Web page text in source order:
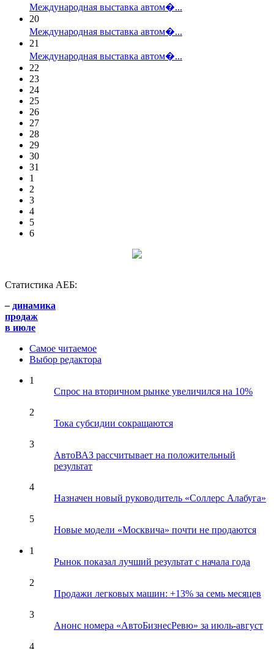
Международная выставка автом�...
20
Международная выставка автом�...
21
Международная выставка автом�...
22
23
24
25
26
27
28
29
30
31
1
2
3
4
5
6
Статистика АЕБ:
– динамика
продаж
в июле
Самое читаемое
Выбор редактора
1
Спрос на вторичном рынке увеличился на 10%
2
Тока субсидии сокращаются
3
АвтоВАЗ рассчитывает на положительный
результат
4
Назначен новый руководитель «Соллерс Алабуга»
5
Новые модели «Москвича» почти не продаются
1
Рынок показал лучший результат с начала года
2
Продажи легковых машин: +13% за семь месяцев
3
Анонс номера «АвтоБизнесРевю» за июль-август
4